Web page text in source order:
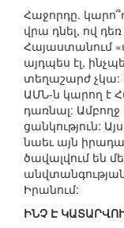
Հաջորդը.
վրա դնել, ով
Հայաստանում
այդպես էլ,
տեղաշարժ չկա:
ԱՄՆ-ն կարող է
դառնալ:
ցանկություն:
նաեւ այն
ծավալվում են
Իրանում:
ԻՆՉ Է